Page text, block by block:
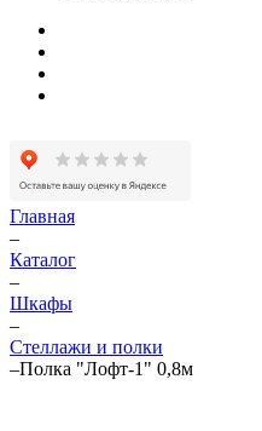
Главная
–
Каталог
–
Шкафы
–
Стеллажи и полки
–Полка "Лофт-1" 0,8м